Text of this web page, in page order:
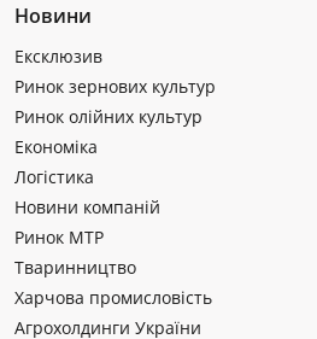
Новини
Ексклюзив
Ринок зернових культур
Ринок олійних культур
Економіка
Логістика
Новини компаній
Ринок МТР
Тваринництво
Харчова промисловість
Агрохолдинги України